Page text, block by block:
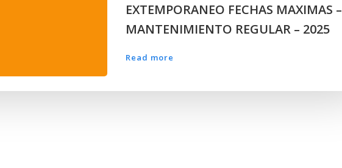
EXTEMPORANEO FECHAS MAXIMAS –
MANTENIMIENTO REGULAR – 2025
Read more